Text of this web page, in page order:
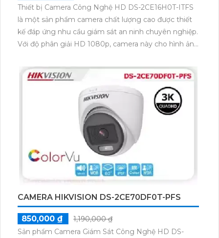
Thiết bị Camera Công Nghệ HD DS-2CE16H0T-ITFS
là một sản phẩm camera chất lượng cao được thiết
kế đáp ứng nhu cầu giám sát an ninh chuyên nghiệp.
Với độ phân giải HD 1080p, camera này cho hình ảnh
trong môi trường ánh sáng yếu nhờ vào công nghệ
hồng ngoại thông minh. Camera này còn có khả
năng chống nước, bụi và chịu được mọi thời tiết,
giúp bảo vệ tốt hơn trong bất kỳ điều kiện nào. Với
thiết kế nhỏ gọn và dễ dàng lắp đặt, thiết bị Camera
Công Nghệ HD DS-2CE16H0T-ITFS là sự lựa chọn
tuyệt vời cho việc giám sát an ninh của bạn.
CAMERA HIKVISION DS-2CE70DF0T-PFS
850,000 ₫
1,190,000 ₫
Sản phẩm Camera Giám Sát Công Nghệ HD DS-